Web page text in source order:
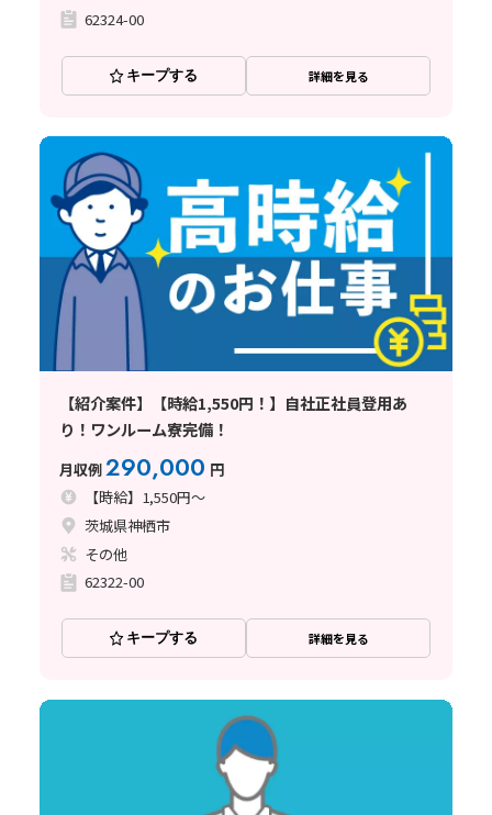
62324-00
キープする 詳細を見る
【紹介案件】【時給1,550円！】自社正社員登用あ
り！ワンルーム寮完備！
月収例290,000 円
【時給】1,550円～
茨城県神栖市
その他
62322-00
キープする 詳細を見る